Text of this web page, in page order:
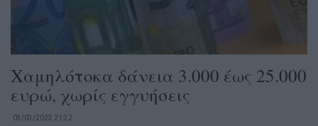
Χαμηλότοκα δάνεια 3.000 έως 25.000
ευρώ, χωρίς εγγυήσεις
03/03/2023 21:32